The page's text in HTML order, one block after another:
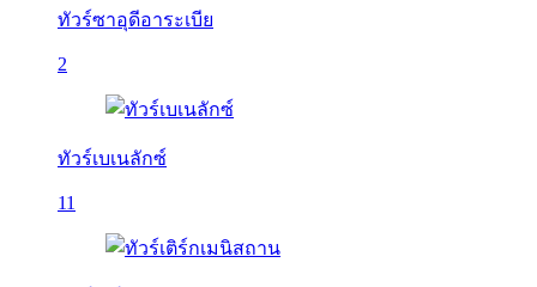
ทัวร์ซาอุดีอาระเบีย
2
ทัวร์เบเนลักซ์
11